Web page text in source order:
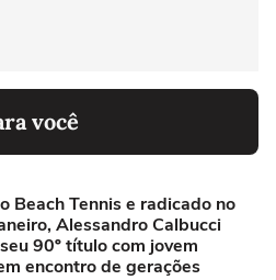
você
Beach Tennis e radicado no
Alessandro Calbucci
90º título com jovem
encontro de gerações